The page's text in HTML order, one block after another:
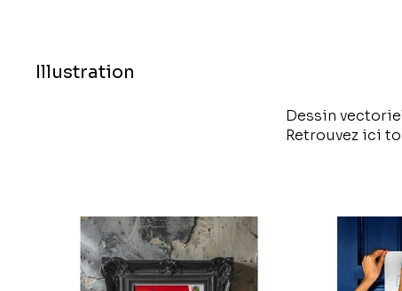
Illustration
Dessin
Retrouvez ici